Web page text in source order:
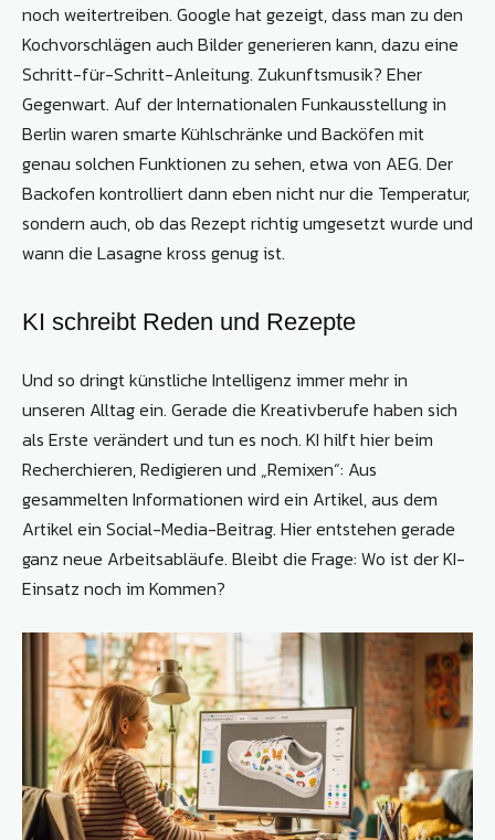
noch weitertreiben. Google hat gezeigt, dass man zu den
Kochvorschlägen auch Bilder generieren kann, dazu eine
Schritt-für-Schritt-Anleitung. Zukunftsmusik? Eher
Gegenwart. Auf der Internationalen Funkausstellung in
Berlin waren smarte Kühlschränke und Backöfen mit
genau solchen Funktionen zu sehen, etwa von AEG. Der
Backofen kontrolliert dann eben nicht nur die Temperatur,
sondern auch, ob das Rezept richtig umgesetzt wurde und
wann die Lasagne kross genug ist.
KI schreibt Reden und Rezepte
Und so dringt künstliche Intelligenz immer mehr in
unseren Alltag ein. Gerade die Kreativberufe haben sich
als Erste verändert und tun es noch. KI hilft hier beim
Recherchieren, Redigieren und „Remixen“: Aus
gesammelten Informationen wird ein Artikel, aus dem
Artikel ein Social-Media-Beitrag. Hier entstehen gerade
ganz neue Arbeitsabläufe. Bleibt die Frage: Wo ist der KI-
Einsatz noch im Kommen?